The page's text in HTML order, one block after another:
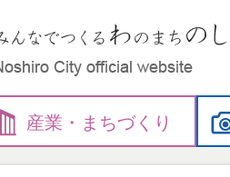
産業・ まちづくり